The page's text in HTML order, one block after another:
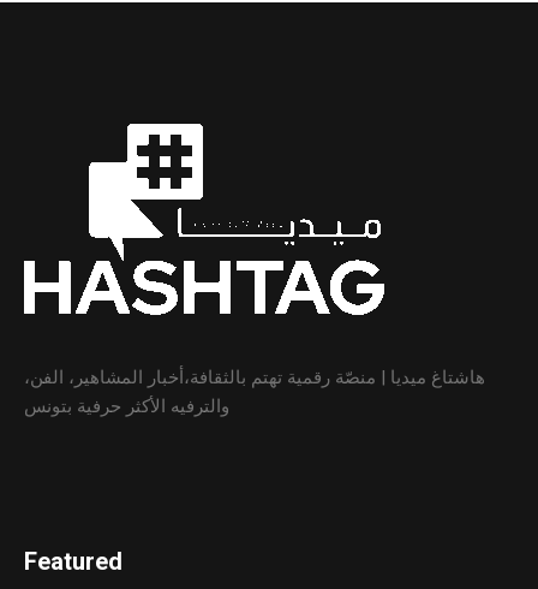
هاشتاغ ميديا | منصّة رقمية تهتم بالثقافة،أخبار المشاهير، الفن،
والترفيه الأكثر حرفية بتونس
Featured